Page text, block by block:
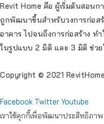
Revit Home คือ ผู้เริ่มต้นสอนก
ถูกพัฒนาขึ้นสำหรับวงการก่อส
อาคาร ไปจนถึงการก่อสร้าง ท
ในรูปแบบ 2 มิติ และ 3 มิติ ช่ว
Copyright © 2021 RevitHome
Facebook Twitter Youtube
เราใช้คุกกี้เพื่อพัฒนาประสิทธิภา